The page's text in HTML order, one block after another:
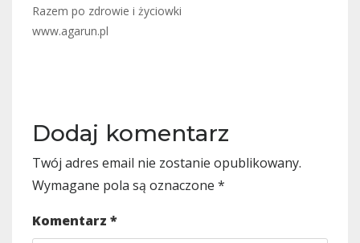
Razem po zdrowie i życiowki
www.agarun.pl
Dodaj komentarz
Twój adres email nie zostanie opublikowany.
Wymagane pola są oznaczone *
Komentarz *